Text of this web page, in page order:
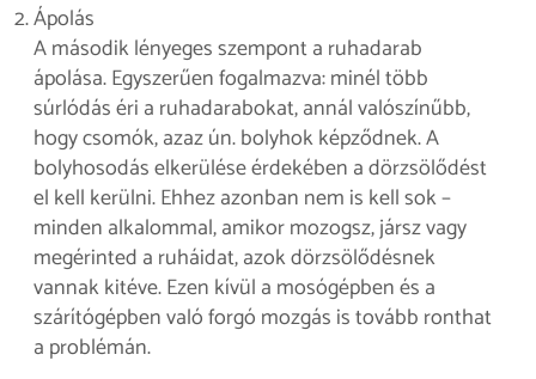
Ápolás
A második lényeges szempont a ruhadarab
ápolása. Egyszerűen fogalmazva: minél több
súrlódás éri a ruhadarabokat, annál valószínűbb,
hogy csomók, azaz ún. bolyhok képződnek. A
bolyhosodás elkerülése érdekében a dörzsölődést
el kell kerülni. Ehhez azonban nem is kell sok –
minden alkalommal, amikor mozogsz, jársz vagy
megérinted a ruháidat, azok dörzsölődésnek
vannak kitéve. Ezen kívül a mosógépben és a
szárítógépben való forgó mozgás is tovább ronthat
a problémán.